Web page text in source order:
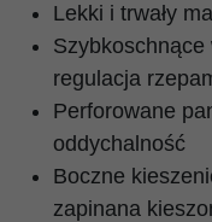
Lekki i trwały
regulacja
Perforowane
oddychalność
Boczne
zapinana